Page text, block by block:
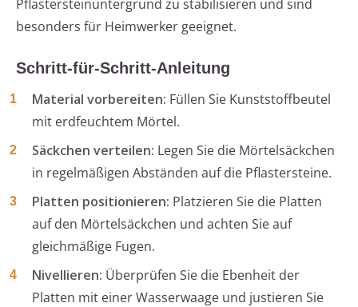
Pflastersteinuntergrund zu stabilisieren und sind
besonders für Heimwerker geeignet.
Schritt-für-Schritt-Anleitung
Material vorbereiten: Füllen Sie Kunststoffbeutel
mit erdfeuchtem Mörtel.
Säckchen verteilen: Legen Sie die Mörtelsäckchen
in regelmäßigen Abständen auf die Pflastersteine.
Platten positionieren: Platzieren Sie die Platten
auf den Mörtelsäckchen und achten Sie auf
gleichmäßige Fugen.
Nivellieren: Überprüfen Sie die Ebenheit der
Platten mit einer Wasserwaage und justieren Sie